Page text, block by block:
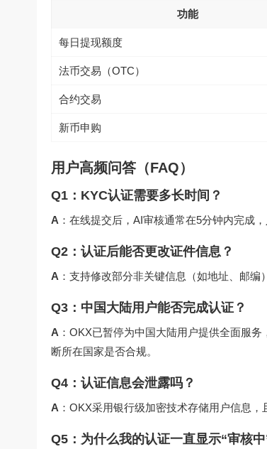
功能
每日提现额度
法币交易（OTC）
合约交易
新币申购
用户高频问答（FAQ）
Q1：KYC认证需要多长时间？
A ：在线提交后，AI审核通常在5分钟内完成
Q2：认证后能否更改证件信息？
A ：支持修改部分非关键信息（如地址、邮
Q3：中国大陆用户能否完成认证？
A ：OKX已暂停为中国大陆用户提供全面服
断所在国家是否合规。
Q4：认证信息会泄露吗？
A ：OKX采用银行级加密技术存储用户信息
Q5：为什么我的认证一直显示“审核中